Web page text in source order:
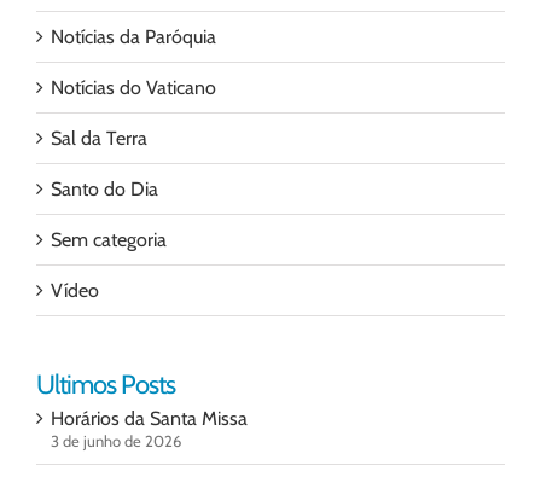
Notícias da Paróquia
Notícias do Vaticano
Sal da Terra
Santo do Dia
Sem categoria
Vídeo
Ultimos Posts
Horários da Santa Missa
3 de junho de 2026